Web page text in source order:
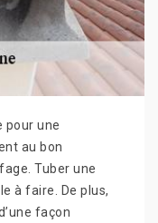
pour une
au bon
Tuber une
à faire. De plus,
façon